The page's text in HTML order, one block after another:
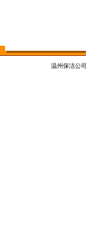
温州保洁公司